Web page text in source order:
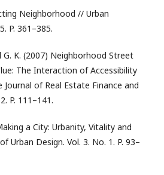
Neighborhood // Urban
P. 361–385.
G. K. (2007) Neighborhood Street
The Interaction of Accessibility
of Real Estate Finance and
P. 111–141.
a City: Urbanity, Vitality and
Urban Design. Vol. 3. No. 1. P. 93–